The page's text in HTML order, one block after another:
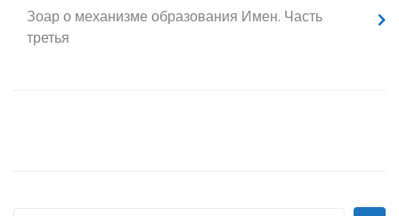
Зоар о механизме образования Имен. Часть
третья